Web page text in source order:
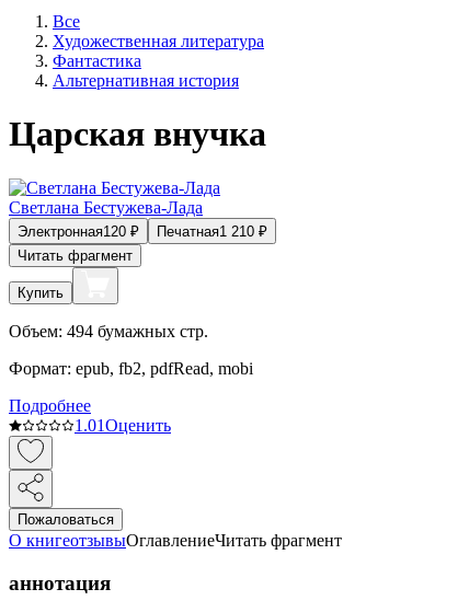
Все
Художественная литература
Фантастика
Альтернативная история
Царская внучка
Светлана Бестужева-Лада
Электронная120 ₽ Печатная1 210 ₽
Читать фрагмент
Купить
Объем: 494 бумажных стр.
Формат: epub, fb2, pdfRead, mobi
Подробнее
1.01Оценить
Пожаловаться
О книгеотзывыОглавлениеЧитать фрагмент
аннотация